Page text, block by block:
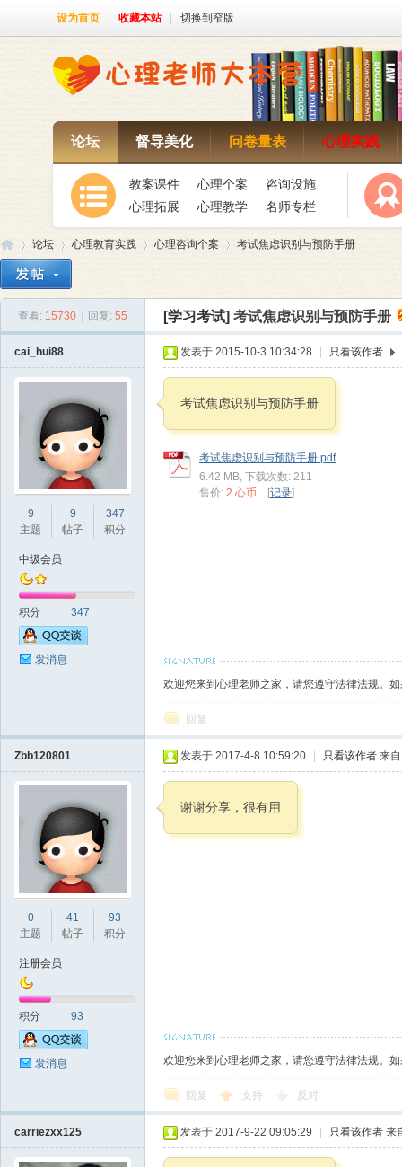
设为首页 收藏本站 切换到窄版
论坛 督导美化 问卷量表 心理实践
教案课件 心理个案
咨询设施
心理拓展
心理教学 名师专栏
»
论坛
›
心理教育实践 心理咨询个案
›
考试焦虑识别与预防手册
查看: 15730 回复: 55 [学习考试] 考试焦虑识别与预防手册
cai_hui88
9
主题
9
帖子
347
积分
中级会员
积分 347
发消息
发表于 2015-10-3 10:34:28 只看该作者
考试焦虑识别与预防手册
考试焦虑识别与预防手册.pdf
6.42 MB, 下载次数: 211
售价: 2 心币 [记录]
欢迎您来到心理老师之家，请您遵守法律法规。
回复
Zbb120801
0
主题
41
帖子
93
积分
注册会员
积分 93
发消息
发表于 2017-4-8 10:59:20 只看该作者 来自
谢谢分享，很有用
欢迎您来到心理老师之家，请您遵守法律法规。
回复 支持 反对
carriezxx125 发表于 2017-9-22 09:05:29 只看该作者 来